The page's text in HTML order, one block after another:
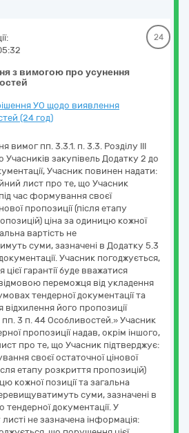
з вимогою про усунення
24
УО щодо виявлення
(24 год)
вимог пп. 3.3.1. п. 3.3. Розділу ІІІ
Учасників закупівель Додатку 2 до
Учасник повинен надати:
лист про те, що Учасник
час формування своєї
пропозиції (після етапу
ціна за одиницю кожної
вартість не
суми, зазначені в Додатку 5.3
Учасник погоджується,
гарантії буде вважатися
переможця від укладення
тендерної документації та
відхилення його пропозиції
пп. 3 п. 44 Особливостей.» Учасник
пропозиції надав, окрім іншого,
про те, що Учасник підтверджує:
своєї остаточної цінової
етапу розкриття пропозицій)
кожної позиції та загальна
суми, зазначені в
тендерної документації. У
не зазначена інформація: